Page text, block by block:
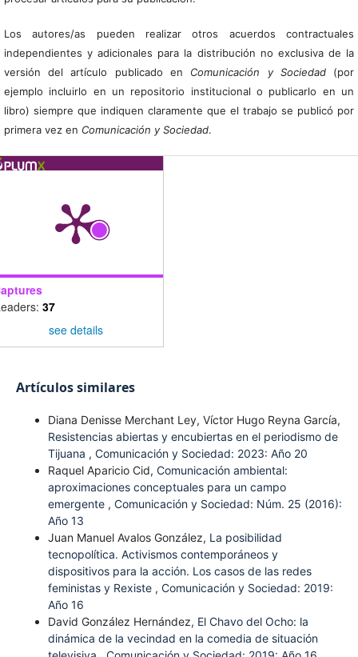
Los autores/as pueden realizar otros acuerdos contractuales
independientes y adicionales para la distribución no exclusiva de la
versión del artículo publicado en Comunicación y Sociedad(por
ejemplo incluirlo en un repositorio institucional o publicarlo en un
libro) siempre que indiquen claramente que el trabajo se publicó por
primera vez en Comunicación y Sociedad.
37
see details
Artículos similares
Diana Denisse Merchant Ley, Víctor Hugo Reyna García,
Resistencias abiertas y encubiertas en el periodismo de
Tijuana , Comunicación y Sociedad: 2023: Año 20
Raquel Aparicio Cid, Comunicación ambiental:
aproximaciones conceptuales para un campo
emergente , Comunicación y Sociedad: Núm. 25 (2016):
Año 13
Juan Manuel Avalos González, La posibilidad
tecnopolítica. Activismos contemporáneos y
dispositivos para la acción. Los casos de las redes
feministas y Rexiste , Comunicación y Sociedad: 2019:
Año 16
David González Hernández, El Chavo del Ocho: la
dinámica de la vecindad en la comedia de situación